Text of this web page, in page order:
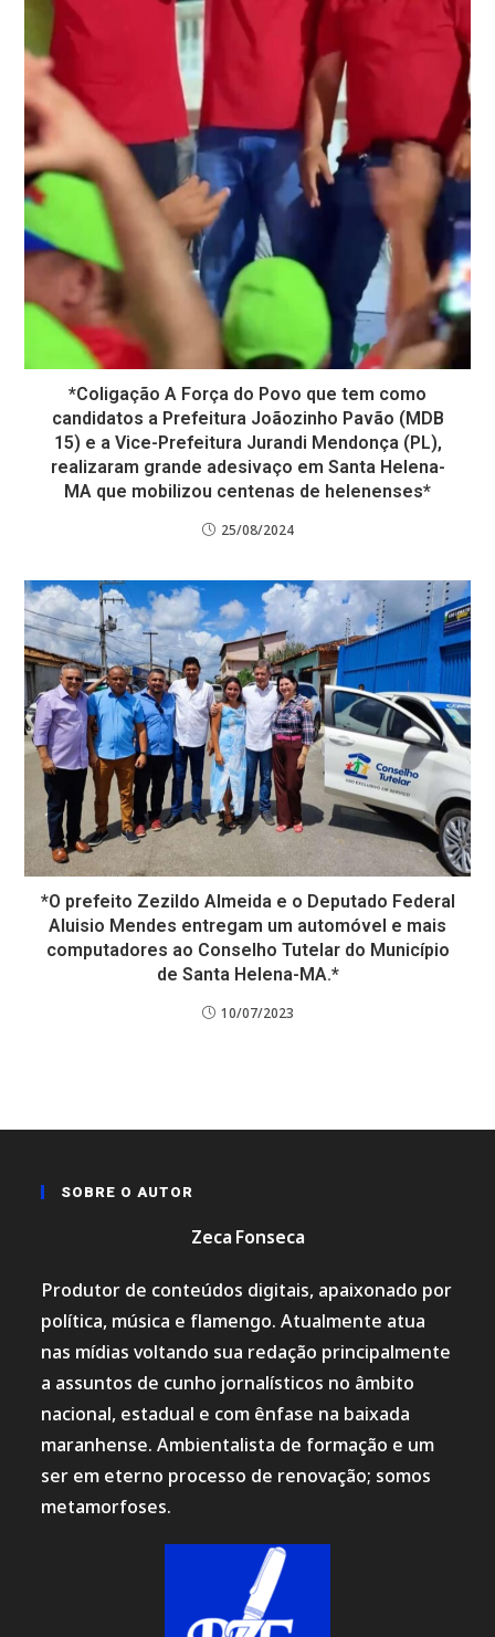
*Coligação A Força do Povo que tem como
candidatos a Prefeitura Joãozinho Pavão (MDB
15) e a Vice-Prefeitura Jurandi Mendonça (PL),
realizaram grande adesivaço em Santa Helena-
MA que mobilizou centenas de helenenses*
25/08/2024
*O prefeito Zezildo Almeida e o Deputado Federal
Aluisio Mendes entregam um automóvel e mais
computadores ao Conselho Tutelar do Município
de Santa Helena-MA.*
10/07/2023
SOBRE O AUTOR
Zeca Fonseca
Produtor de conteúdos digitais, apaixonado por
política, música e flamengo. Atualmente atua
nas mídias voltando sua redação principalmente
a assuntos de cunho jornalísticos no âmbito
nacional, estadual e com ênfase na baixada
maranhense. Ambientalista de formação e um
ser em eterno processo de renovação; somos
metamorfoses.